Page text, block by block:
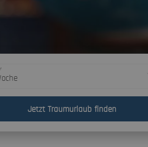
Jetzt Traumurlaub finden